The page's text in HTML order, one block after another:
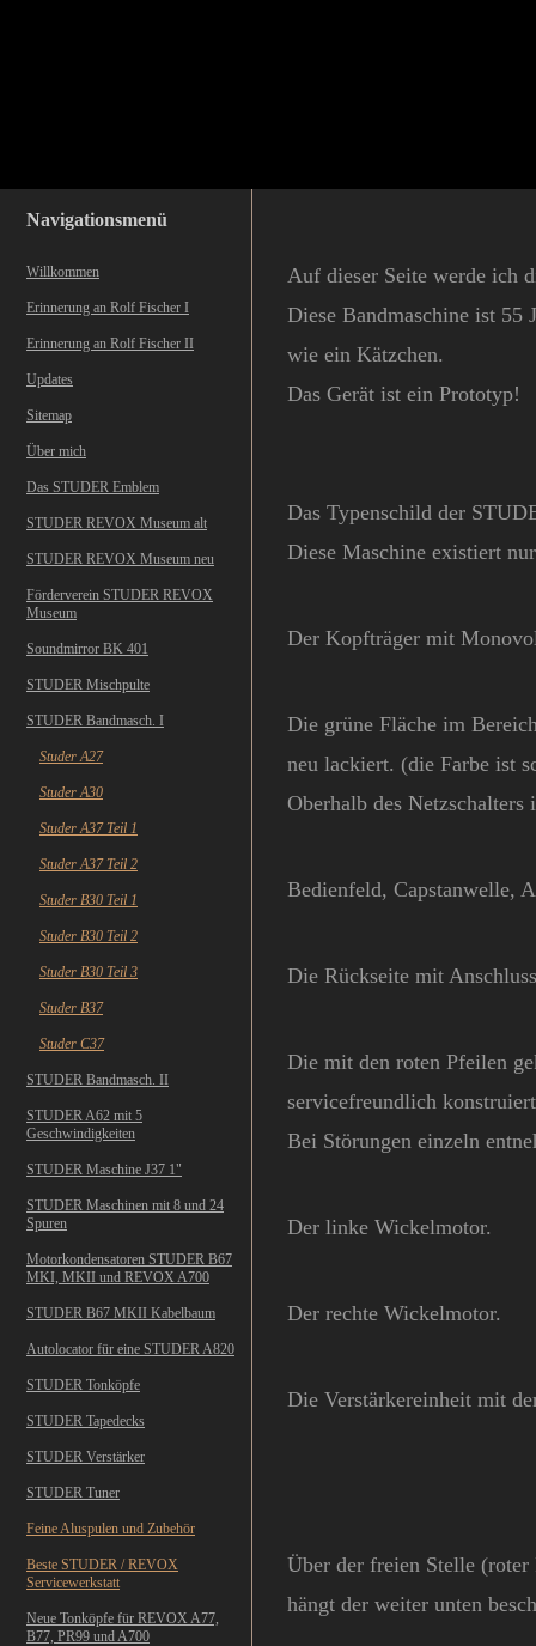
Navigationsmenü
Willkommen
Erinnerung an Rolf Fischer I
Erinnerung an Rolf Fischer II
Updates
Sitemap
Über mich
Das STUDER Emblem
STUDER REVOX Museum alt
STUDER REVOX Museum neu
Förderverein STUDER REVOX
Museum
Soundmirror BK 401
STUDER Mischpulte
STUDER Bandmasch. I
Studer A27
Studer A30
Studer A37 Teil 1
Studer A37 Teil 2
Studer B30 Teil 1
Studer B30 Teil 2
Studer B30 Teil 3
Studer B37
Studer C37
STUDER Bandmasch. II
STUDER A62 mit 5
Geschwindigkeiten
STUDER Maschine J37 1"
STUDER Maschinen mit 8 und 24
Spuren
Motorkondensatoren STUDER B67
MKI, MKII und REVOX A700
STUDER B67 MKII Kabelbaum
Autolocator für eine STUDER A820
STUDER Tonköpfe
STUDER Tapedecks
STUDER Verstärker
STUDER Tuner
Feine Aluspulen und Zubehör
Beste STUDER / REVOX
Servicewerkstatt
Neue Tonköpfe für REVOX A77,
B77, PR99 und A700
Auf dieser Seite werde ich
Diese Bandmaschine ist
wie ein Kätzchen.
Das Gerät ist ein Prototyp!
Das Typenschild der
Diese Maschine existiert
Der Kopfträger mit
Die grüne Fläche im
neu lackiert. (die Farbe ist
Oberhalb des
Bedienfeld, Capstanwelle,
Die Rückseite mit
Die mit den roten Pfeilen
servicefreundlich
Bei Störungen einzeln
Der linke Wickelmotor.
Der rechte Wickelmotor.
Die Verstärkereinheit mit
Über der freien Stelle (roter
hängt der weiter unten